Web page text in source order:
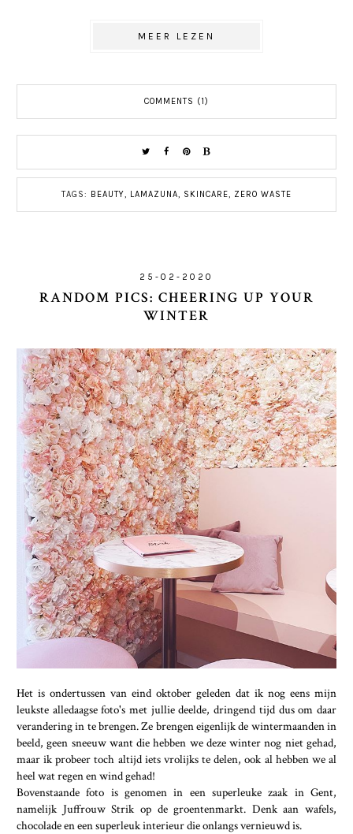
MEER LEZEN
COMMENTS (1)
TAGS: BEAUTY, LAMAZUNA, SKINCARE, ZERO WASTE
25-02-2020
RANDOM PICS: CHEERING UP YOUR
WINTER
Het is ondertussen van eind oktober geleden dat ik nog eens mijn
leukste alledaagse foto's met jullie deelde, dringend tijd dus om daar
verandering in te brengen. Ze brengen eigenlijk de wintermaanden in
beeld, geen sneeuw want die hebben we deze winter nog niet gehad,
maar ik probeer toch altijd iets vrolijks te delen, ook al hebben we al
heel wat regen en wind gehad!
Bovenstaande foto is genomen in een superleuke zaak in Gent,
namelijk Juffrouw Strik op de groentenmarkt. Denk aan wafels,
chocolade en een superleuk interieur die onlangs vernieuwd is.